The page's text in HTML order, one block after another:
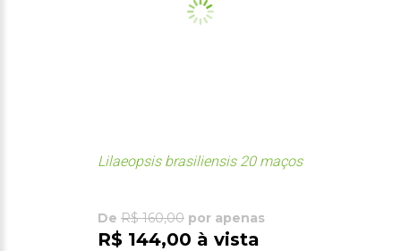
Lilaeopsis brasiliensis 20 maços
De R$ 160,00 por apenas
R$ 144,00 à vista